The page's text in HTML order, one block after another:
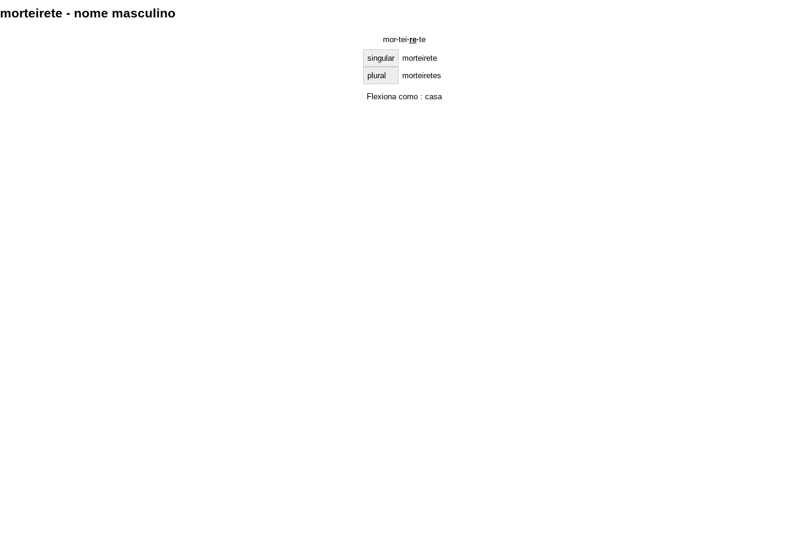
morteirete - nome masculino
mor·tei·re·te
singular
morteirete
plural
morteiretes
Flexiona como : casa